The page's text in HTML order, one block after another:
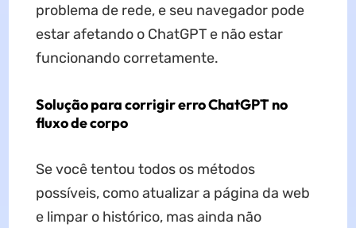
problema de rede, e seu navegador pode
estar afetando o ChatGPT e não estar
funcionando corretamente.
Solução para corrigir erro ChatGPT no
fluxo de corpo
Se você tentou todos os métodos
possíveis, como atualizar a página da web
e limpar o histórico, mas ainda não